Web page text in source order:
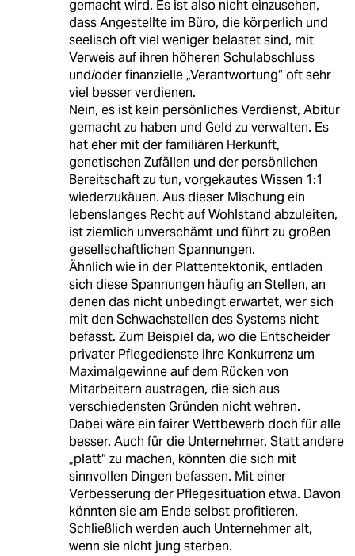
gemacht wird. Es ist also nicht einzusehen,
dass Angestellte im Büro, die körperlich und
seelisch oft viel weniger belastet sind, mit
Verweis auf ihren höheren Schulabschluss
und/oder finanzielle „Verantwortung“ oft sehr
viel besser verdienen.
Nein, es ist kein persönliches Verdienst, Abitur
gemacht zu haben und Geld zu verwalten. Es
hat eher mit der familiären Herkunft,
genetischen Zufällen und der persönlichen
Bereitschaft zu tun, vorgekautes Wissen 1:1
wiederzukäuen. Aus dieser Mischung ein
lebenslanges Recht auf Wohlstand abzuleiten,
ist ziemlich unverschämt und führt zu großen
gesellschaftlichen Spannungen.
Ähnlich wie in der Plattentektonik, entladen
sich diese Spannungen häufig an Stellen, an
denen das nicht unbedingt erwartet, wer sich
mit den Schwachstellen des Systems nicht
befasst. Zum Beispiel da, wo die Entscheider
privater Pflegedienste ihre Konkurrenz um
Maximalgewinne auf dem Rücken von
Mitarbeitern austragen, die sich aus
verschiedensten Gründen nicht wehren.
Dabei wäre ein fairer Wettbewerb doch für alle
besser. Auch für die Unternehmer. Statt andere
„platt“ zu machen, könnten die sich mit
sinnvollen Dingen befassen. Mit einer
Verbesserung der Pflegesituation etwa. Davon
könnten sie am Ende selbst profitieren.
Schließlich werden auch Unternehmer alt,
wenn sie nicht jung sterben.